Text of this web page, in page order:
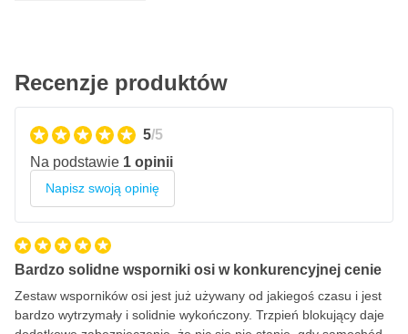
Recenzje produktów
5/5
Na podstawie 1 opinii
Napisz swoją opinię
Bardzo solidne wsporniki osi w konkurencyjnej cenie
Zestaw wsporników osi jest już używany od jakiegoś czasu i jest
bardzo wytrzymały i solidnie wykończony. Trzpień blokujący daje